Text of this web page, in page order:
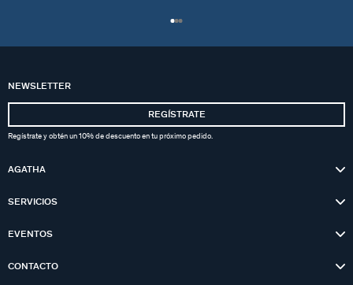
NEWSLETTER
REGÍSTRATE
Regístrate y obtén un 10% de descuento en tu próximo pedido.
AGATHA
SERVICIOS
EVENTOS
CONTACTO